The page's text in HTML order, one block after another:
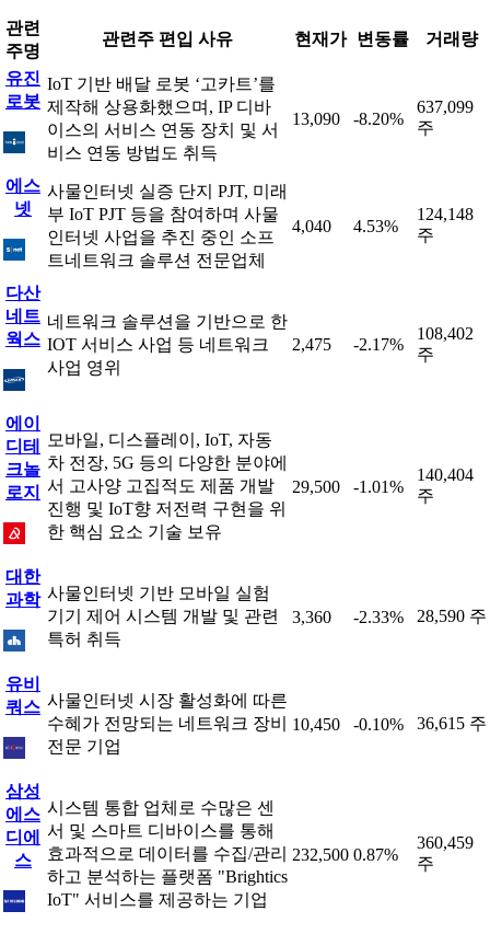
관련
주명
관련주 편입 사유 현재가 변동률 거래량
유진
로봇
IoT 기반 배달 로봇 ‘고카트’를
제작해 상용화했으며, IP 디바
이스의 서비스 연동 장치 및 서
비스 연동 방법도 취득
13,090 -8.20%
637,099
주
에스
넷
사물인터넷 실증 단지 PJT, 미래
부 IoT PJT 등을 참여하며 사물
인터넷 사업을 추진 중인 소프
트네트워크 솔루션 전문업체
4,040 4.53%
124,148
주
다산
네트
웍스
네트워크 솔루션을 기반으로 한
IOT 서비스 사업 등 네트워크
사업 영위
2,475 -2.17%
108,402
주
에이
디테
크놀
로지
모바일, 디스플레이, IoT, 자동
차 전장, 5G 등의 다양한 분야에
서 고사양 고집적도 제품 개발
진행 및 IoT향 저전력 구현을 위
한 핵심 요소 기술 보유
29,500 -1.01%
140,404
주
대한
과학 사물인터넷 기반 모바일 실험
기기 제어 시스템 개발 및 관련
특허 취득
3,360 -2.33% 28,590 주
유비
쿼스 사물인터넷 시장 활성화에 따른
수혜가 전망되는 네트워크 장비
전문 기업
10,450 -0.10% 36,615 주
삼성
에스
디에
스
시스템 통합 업체로 수많은 센
서 및 스마트 디바이스를 통해
효과적으로 데이터를 수집/관리
하고 분석하는 플랫폼 "Brightics
IoT" 서비스를 제공하는 기업
232,500 0.87%
360,459
주